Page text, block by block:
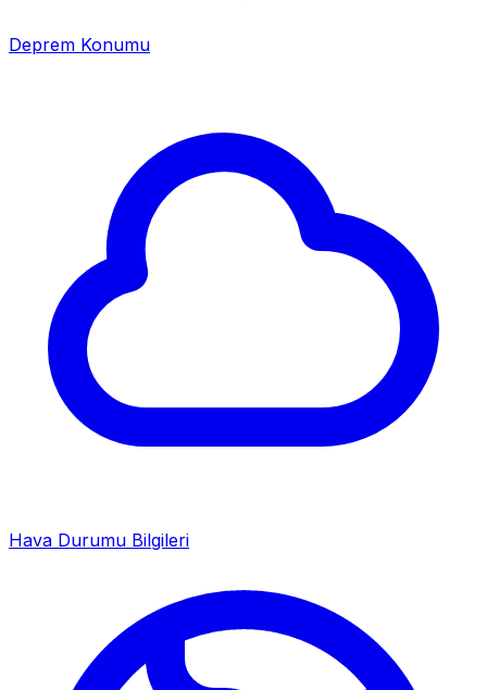
Deprem Konumu
Hava Durumu Bilgileri